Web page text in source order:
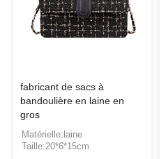
fabricant de sacs à
bandoulière en laine en
gros
Matérielle:laine
Taille:20*6*15cm